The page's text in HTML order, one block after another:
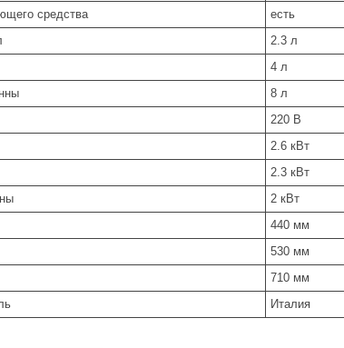
средства
есть
2.3 л
4 л
8 л
220 В
2.6 кВт
2.3 кВт
2 кВт
440 мм
530 мм
710 мм
Италия